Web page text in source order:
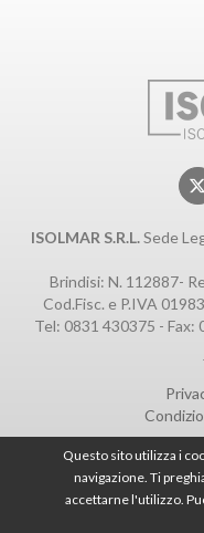
ISOLMAR S.R.L.Sede
Brindisi: N. 112887-
Cod.Fisc. e P.IVA
Tel: 0831 430375 - Fax:
Questo sito utilizza i
navigazione. Ti
accettarne l'utilizzo.